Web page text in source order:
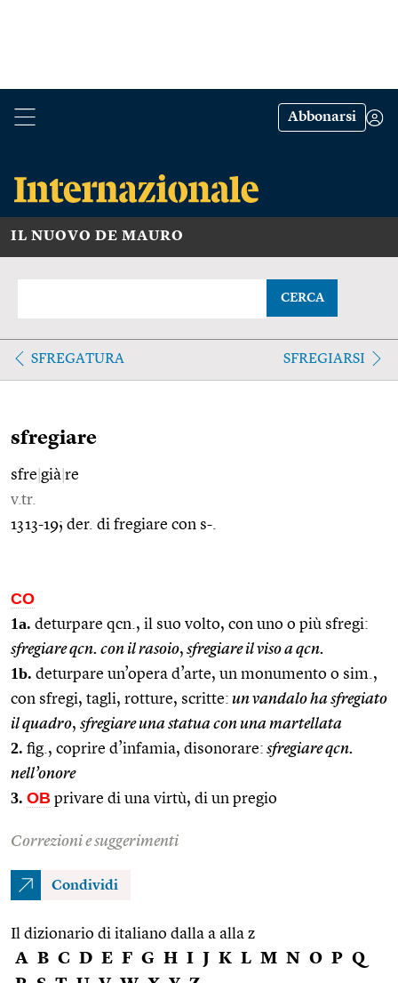
Abbonarsi
IL NUOVO DE MAURO
CERCA
SFREGATURA SFREGIARSI
sfregiare
sfre già re
v.tr.
1313-19; der. di fregiare con s-.
CO
1a. deturpare qcn., il suo volto, con uno o più sfregi:
sfregiare qcn. con il rasoio, sfregiare il viso a qcn.
1b. deturpare un’opera d’arte, un monumento o sim.,
con sfregi, tagli, rotture, scritte: un vandalo ha sfregiato
il quadro, sfregiare una statua con una martellata
2. fig., coprire d’infamia, disonorare: sfregiare qcn.
nell’onore
3. OB privare di una virtù, di un pregio
Correzioni e suggerimenti
Condividi
Il dizionario di italiano dalla a alla z
A B C D E F G H I J K L M N O P Q